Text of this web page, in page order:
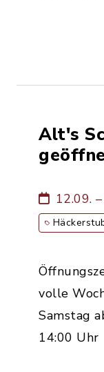
Alt's
12.09.
volle
Samstag
14:00 Uhr